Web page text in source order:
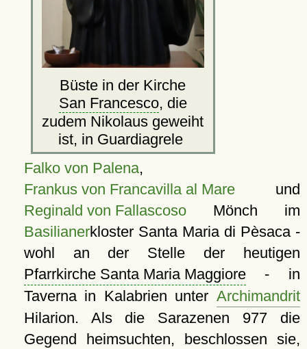
Büste in der Kirche
San Francesco, die
zudem Nikolaus geweiht
ist, in Guardiagrele
Falko von Palena,
Frankus von Francavilla al Mareund
Reginald von FallascosoMönch im
Basilianerkloster Santa Maria di Pèsaca -
wohl an der Stelle der heutigen
Pfarrkirche Santa Maria Maggiore- in
Taverna in Kalabrien unter Archimandrit
Hilarion. Als die Sarazenen 977 die
Gegend heimsuchten, beschlossen sie,